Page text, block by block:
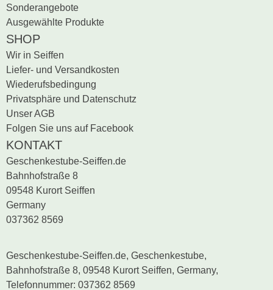
Sonderangebote
Ausgewählte Produkte
SHOP
Wir in Seiffen
Liefer- und Versandkosten
Wiederufsbedingung
Privatsphäre und Datenschutz
Unser AGB
Folgen Sie uns auf Facebook
KONTAKT
Geschenkestube-Seiffen.de
Bahnhofstraße 8
09548 Kurort Seiffen
Germany
037362 8569
Geschenkestube-Seiffen.de, Geschenkestube,
Bahnhofstraße 8, 09548 Kurort Seiffen, Germany,
Telefonnummer: 037362 8569